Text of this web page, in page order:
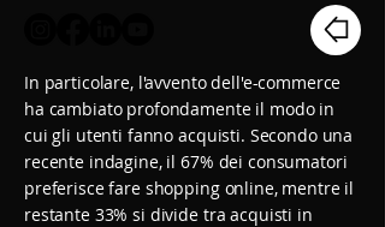
In particolare, l'avvento dell'e-commerce
ha cambiato profondamente il modo in
cui gli utenti fanno acquisti. Secondo una
recente indagine, il 67% dei consumatori
preferisce fare shopping online, mentre il
restante 33% si divide tra acquisti in